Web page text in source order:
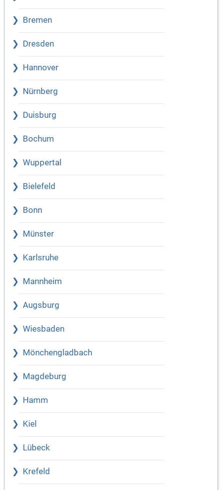
Bremen
Dresden
Hannover
Nürnberg
Duisburg
Bochum
Wuppertal
Bielefeld
Bonn
Münster
Karlsruhe
Mannheim
Augsburg
Wiesbaden
Mönchengladbach
Magdeburg
Hamm
Kiel
Lübeck
Krefeld